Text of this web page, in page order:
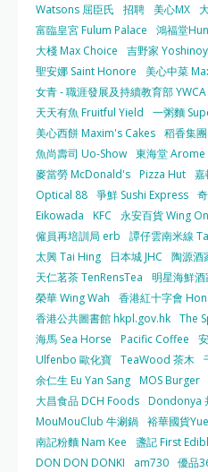
Watsons 屈臣氏
招聘 美心MX
富臨皇宮 Fulum Palace
鴻福堂
大棧 Max Choice
吉野家
聖安娜 Saint Honore
美心中菜
女青 - 職涯發展及持續教育部 YWCA
天天有魚 Fruitful Yield
一粥麵
美心西餅 Maxim's Cakes 稻香集
魚尚壽司 Uo-Show 東海堂
麥當勞 McDonald's Pizza Hut
Optical 88 爭鮮 Sushi Express
Eikowada
KFC 永安百貨 Wing On
僱員再培訓局 erb
譚仔雲南米線
太興 Tai Hing
日本城 JHC
陶源酒
天仁茗茶 TenRensTea
明星海鮮
榮華 Wing Wah
香港紅十字會
香港公共圖書館 hkpl.gov.hk The
海馬 Sea Horse
Pacific Coffee
Ulfenbo 歐化寶 TeaWood 茶木
余仁生 Eu Yan Sang MOS Burger
大昌食品 DCH Foods Dondonya
MouMouClub 牛涮鍋 裕華國貨
南記粉麵 Nam Kee
盞記 First
DON DON DONKI
am730 優品